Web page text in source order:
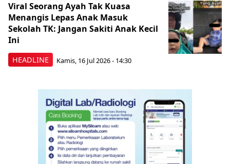
HEADLINE
Viral Seorang Ayah Tak Kuasa
Menangis Lepas Anak Masuk
Sekolah TK: Jangan Sakiti Anak Kecil
Ini
Kamis, 16 Jul 2026 - 14:30